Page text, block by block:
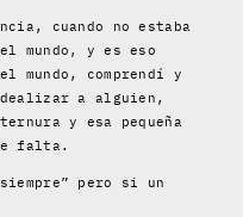
cuando no estaba
mundo, y es eso
mundo, comprendí y
a alguien,
y esa pequeña
falta.
pero si un